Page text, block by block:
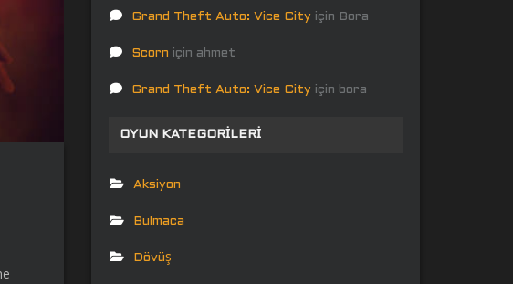
Grand Theft Auto: Vice City için Bora
Scorn için ahmet
Grand Theft Auto: Vice City için bora
OYUN KATEGORILERI
Aksiyon
Bulmaca
Dövüş